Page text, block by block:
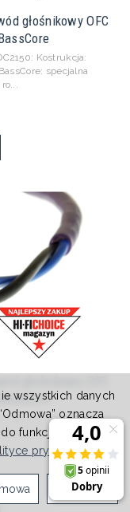
głośnikowy OFC
Kostrukcja:
specjalna
oraz 1x0,85mm
przewodu, z
wszystkich danych
oznacza
funkcjonowania
prywatności.
Ustawienia